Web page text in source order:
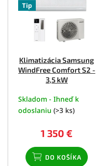
Tip
Klimatizácia Samsung
WindFree Comfort S2 -
3,5 kW
Skladom - Ihneď k
odoslaniu (>3 ks)
1 350 €
DO KOŠÍKA